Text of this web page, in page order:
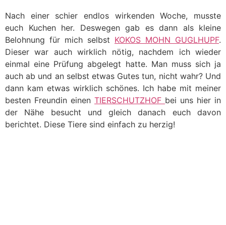
Nach einer schier endlos wirkenden Woche, musste
euch Kuchen her. Deswegen gab es dann als kleine
Belohnung für mich selbst KOKOS MOHN GUGLHUPF.
Dieser war auch wirklich nötig, nachdem ich wieder
einmal eine Prüfung abgelegt hatte. Man muss sich ja
auch ab und an selbst etwas Gutes tun, nicht wahr? Und
dann kam etwas wirklich schönes. Ich habe mit meiner
besten Freundin einen TIERSCHUTZHOF bei uns hier in
der Nähe besucht und gleich danach euch davon
berichtet. Diese Tiere sind einfach zu herzig!